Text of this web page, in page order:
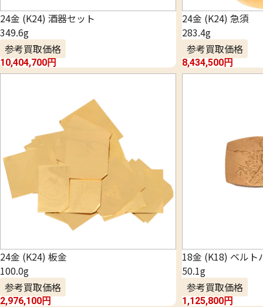
24金 (K24) 酒器セット
349.6g
参考買取価格
10,404,700円
24金 (K24) 急須
283.4g
参考買取価格
8,434,500円
24金 (K24) 板金
100.0g
参考買取価格
2,976,100円
18金 (K18) ベルト
50.1g
参考買取価格
1,125,800円